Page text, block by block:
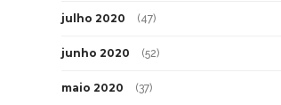
julho 2020 (47)
junho 2020 (52)
maio 2020 (37)